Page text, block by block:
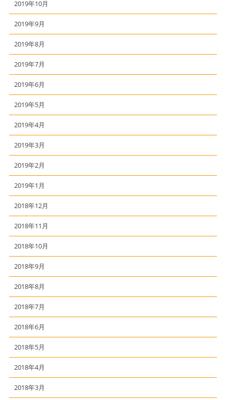
2019年10月
2019年9月
2019年8月
2019年7月
2019年6月
2019年5月
2019年4月
2019年3月
2019年2月
2019年1月
2018年12月
2018年11月
2018年10月
2018年9月
2018年8月
2018年7月
2018年6月
2018年5月
2018年4月
2018年3月